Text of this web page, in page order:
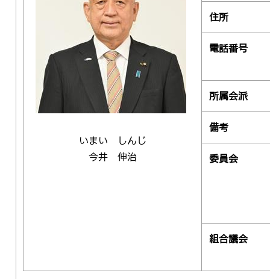
いまい しんじ
今井 伸治
住所
電話番号
所属会派
備考
委員会
組合議会